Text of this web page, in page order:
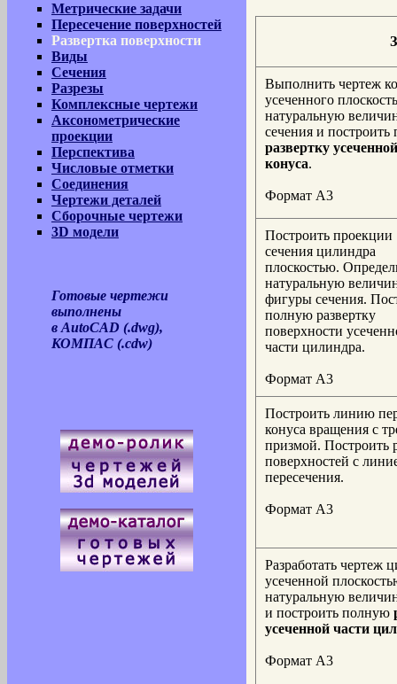
Метрические задачи
Пересечение поверхностей
Развертка поверхности
Виды
Сечения
Разрезы
Комплексные чертежи
Аксонометрические
проекции
Перспектива
Числовые отметки
Соединения
Чертежи деталей
Сборочные чертежи
3D модели
Готовые чертежи
выполнены
в AutoCAD (.dwg),
КОМПАС (.cdw)
Выполнить чертеж
усеченного
натуральную
сечения и
развертку
конуса.
Формат А3
Построить проекции
сечения цилиндра
плоскостью.
натуральную
фигуры сечения.
полную развертку
поверхности
части цилиндра.
Формат А3
Построить линию
конуса вращения с
призмой. Построить
поверхностей с
пересечения.
Формат А3
Разработать чертеж
усеченной
натуральную
и построить полную
усеченной части
Формат А3